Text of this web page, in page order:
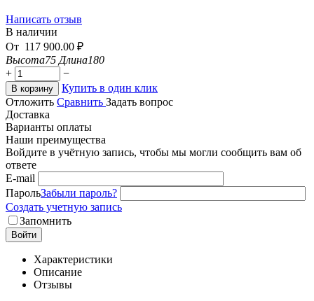
Написать отзыв
В наличии
От 117 900.00 ₽
Высота75 Длина180
+
−
В корзину
Купить в один клик
Отложить Сравнить Задать вопрос
Доставка
Варианты оплаты
Наши преимущества
Войдите в учётную запись, чтобы мы могли сообщить вам об
ответе
E-mail
ПарольЗабыли пароль?
Создать учетную запись
Запомнить
Войти
Характеристики
Описание
Отзывы